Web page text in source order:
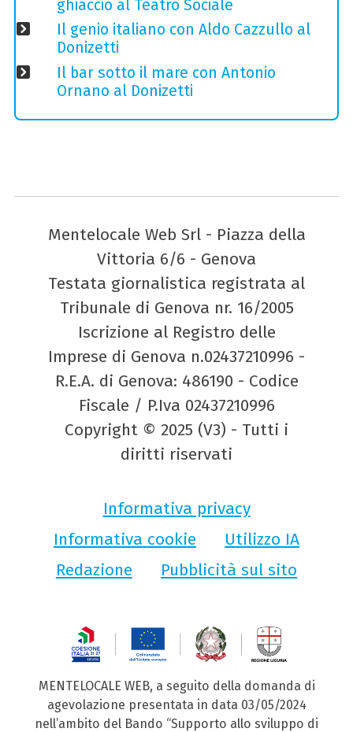
ghiaccio al Teatro Sociale
Il genio italiano con Aldo Cazzullo al
Donizetti
Il bar sotto il mare con Antonio
Ornano al Donizetti
Mentelocale Web Srl - Piazza della
Vittoria 6/6 - Genova
Testata giornalistica registrata al
Tribunale di Genova nr. 16/2005
Iscrizione al Registro delle
Imprese di Genova n.02437210996 -
R.E.A. di Genova: 486190 - Codice
Fiscale / P.Iva 02437210996
Copyright © 2025 (V3) - Tutti i
diritti riservati
Informativa privacy
Informativa cookie
Utilizzo IA
Redazione
Pubblicità sul sito
MENTELOCALE WEB, a seguito della domanda di
agevolazione presentata in data 03/05/2024
nell’ambito del Bando “Supporto allo sviluppo di